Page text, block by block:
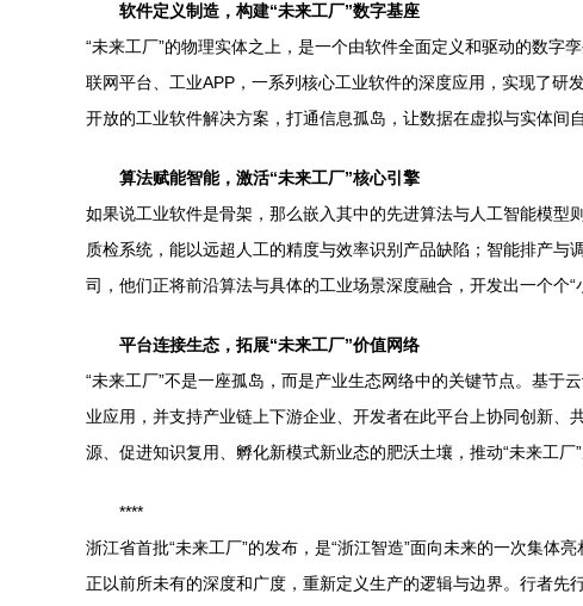
软件定义制造，构建“未来工厂”数字基座
“未来工厂”的物理实体之上，是一个由软件全面定义和驱动的数
联网平台、工业APP，一系列核心工业软件的深度应用，实现了
开放的工业软件解决方案，打通信息孤岛，让数据在虚拟与实体间
算法赋能智能，激活“未来工厂”核心引擎
如果说工业软件是骨架，那么嵌入其中的先进算法与人工智能模型
质检系统，能以远超人工的精度与效率识别产品缺陷；智能排产
司，他们正将前沿算法与具体的工业场景深度融合，开发出一个个“
平台连接生态，拓展“未来工厂”价值网络
“未来工厂”不是一座孤岛，而是产业生态网络中的关键节点。基于
业应用，并支持产业链上下游企业、开发者在此平台上协同创新
源、促进知识复用、孵化新模式新业态的肥沃土壤，推动“未来工厂
****
浙江省首批“未来工厂”的发布，是“浙江智造”面向未来的一次集体
正以前所未有的深度和广度，重新定义生产的逻辑与边界。行者先